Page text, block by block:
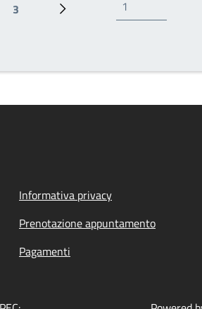
Pagina
3
Pagina successiva
Informativa privacy
Prenotazione appuntamento
Pagamenti